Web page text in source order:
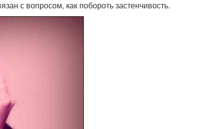
с вопросом, как побороть застенчивость.